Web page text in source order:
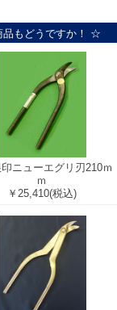
品もどうですか！ ☆
ニューエグリ刃210ｍ
ｍ
￥25,410(税込)